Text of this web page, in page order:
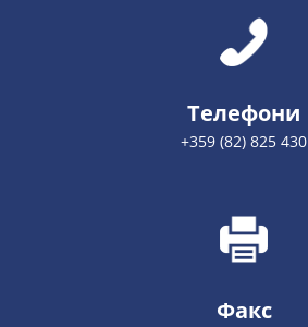
Телефони
+359 (82) 825 430
Факс